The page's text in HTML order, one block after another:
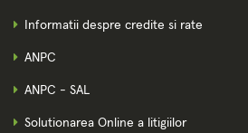
Informatii despre credite si rate
ANPC
ANPC - SAL
Solutionarea Online a litigiilor